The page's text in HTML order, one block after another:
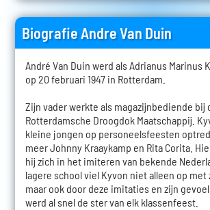
Biografie Andre Van Duin
André Van Duin werd als Adrianus Marinus
op 20 februari 1947 in Rotterdam.
Zijn vader werkte als magazijnbediende bij
Rotterdamsche Droogdok Maatschappij.
kleine jongen op personeelsfeesten
meer Johnny Kraaykamp en Rita Corita.
hij zich in het imiteren van bekende
lagere school viel Kyvon niet alleen op met
maar ook door deze imitaties en zijn
werd al snel de ster van elk klassenfeest.